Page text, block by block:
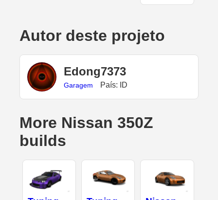
Autor deste projeto
Edong7373
Garagem País: ID
More Nissan 350Z
builds